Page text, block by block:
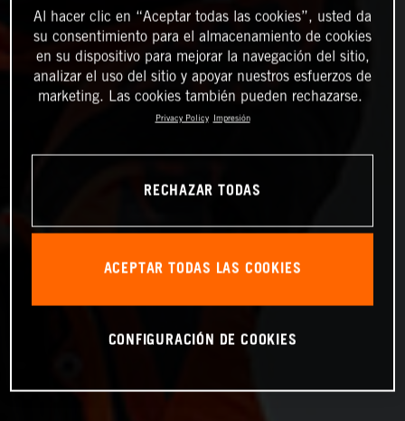
Al hacer clic en “Aceptar todas las cookies”, usted da
su consentimiento para el almacenamiento de cookies
en su dispositivo para mejorar la navegación del sitio,
analizar el uso del sitio y apoyar nuestros esfuerzos de
marketing. Las cookies también pueden rechazarse.
Privacy Policy Impresión
RECHAZAR TODAS
ACEPTAR TODAS LAS COOKIES
CONFIGURACIÓN DE COOKIES